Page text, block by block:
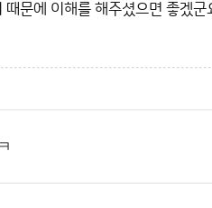
문에 이해를 해주셨으면 좋겠군